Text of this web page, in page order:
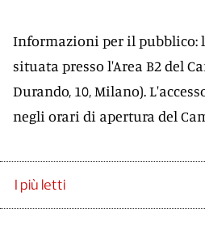
Informazioni per il pubblico:
situata presso l'Area B2 del
Durando, 10, Milano).
negli orari di apertura del
I più letti